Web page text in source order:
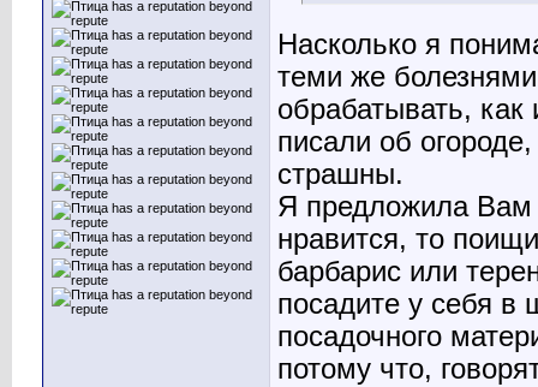
Насколько я
теми же
обрабатывать,
писали об
страшны.
Я предложила Вам
нравится, то
барбарис или
посадите у себя в
посадочного
потому что,